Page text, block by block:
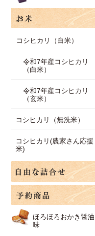
コシヒカリ（白米）
令和7年産コシヒカリ
（白米）
令和7年産コシヒカリ
（玄米）
コシヒカリ（無洗米）
コシヒカリ(農家さん応援
米)
ほろほろおかき醤油
味